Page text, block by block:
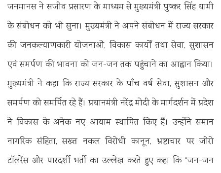
जनमानस ने सजीव प्रसारण के माध्यम से मुख्यमंत्री पुष्कर सिंह धामी
के संबोधन को भी सुना। मुख्यमंत्री ने अपने संबोधन में राज्य सरकार
की जनकल्याणकारी योजनाओं, विकास कार्यों तथा सेवा, सुशासन
एवं समर्पण की भावना को जन-जन तक पहुंचाने का आह्वान किया।
मुख्यमंत्री ने कहा कि राज्य सरकार के पाँच वर्ष सेवा, सुशासन और
समर्पण को समर्पित रहे हैं। प्रधानमंत्री नरेंद्र मोदी के मार्गदर्शन में प्रदेश
ने विकास के अनेक नए आयाम स्थापित किए हैं। उन्होंने समान
नागरिक संहिता, सख्त नकल विरोधी कानून, भ्रष्टाचार पर जीरो
टॉलरेंस और पारदर्शी भर्ती का उल्लेख करते हुए कहा कि “जन-जन